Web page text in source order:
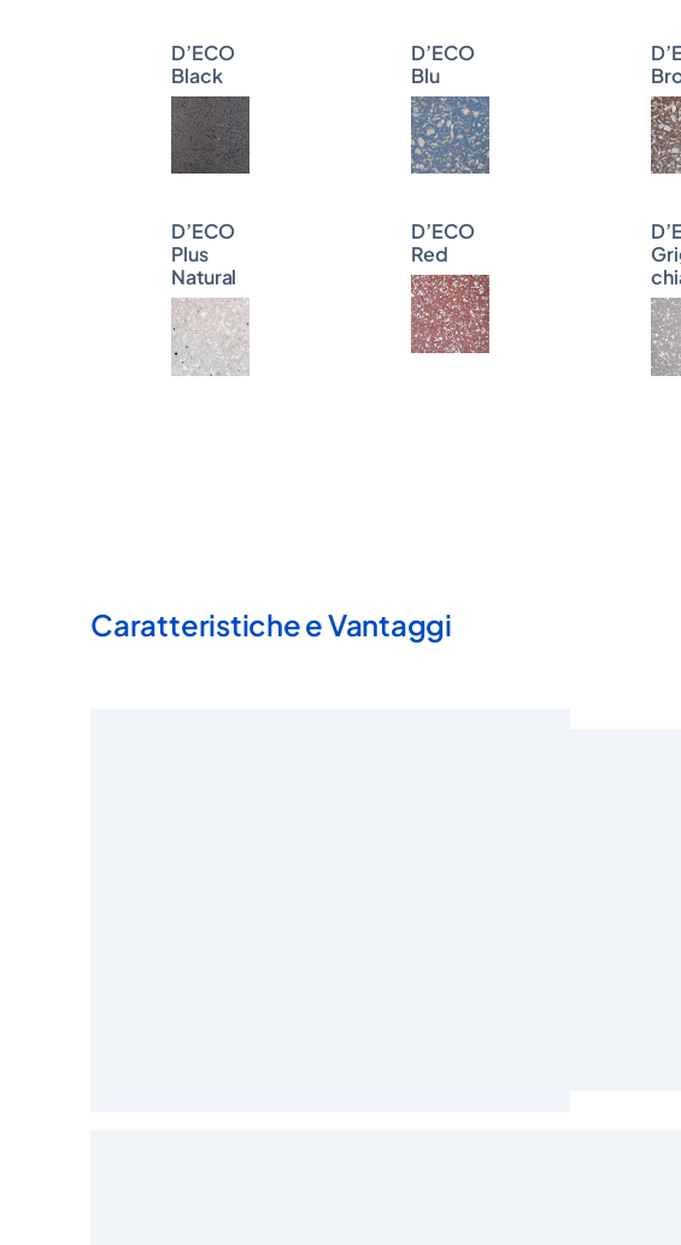
D’ECO
Black
D’ECO
Blu
D’ECO
Plus
Natural
D’ECO
Red
Caratteristiche e Vantaggi